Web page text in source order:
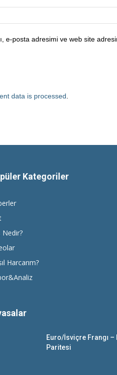
e-posta adresimi ve web site
data is processed
Kategoriler
Nedir?
Harcarım?
Euro/İsviçre Frangı –
Paritesi